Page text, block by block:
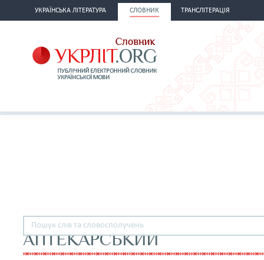
УКРАЇНСЬКА ЛІТЕРАТУРА СЛОВНИК ТРАНСЛІТЕРАЦІЯ
АПТЕКАРСЬКИЙ